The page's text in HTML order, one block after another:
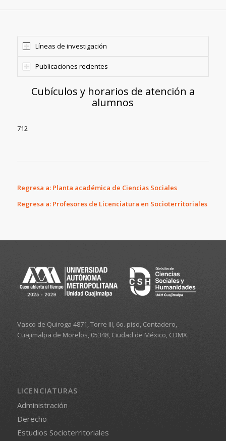
Líneas de investigación
Publicaciones recientes
Cubículos y horarios de atención a
alumnos
712
Regresa a: Planta académica de Ciencias Sociales
Regresa a: Profesores de Licenciatura en Socioterritoriales
Vasco de Quiroga 4871, Torre III, 6o. piso, Contadero,
Cuajimalpa de Morelos, 05348, Ciudad de México, CDMX.
LICENCIATURAS
Administración
Derecho
Estudios Socioterritoriales